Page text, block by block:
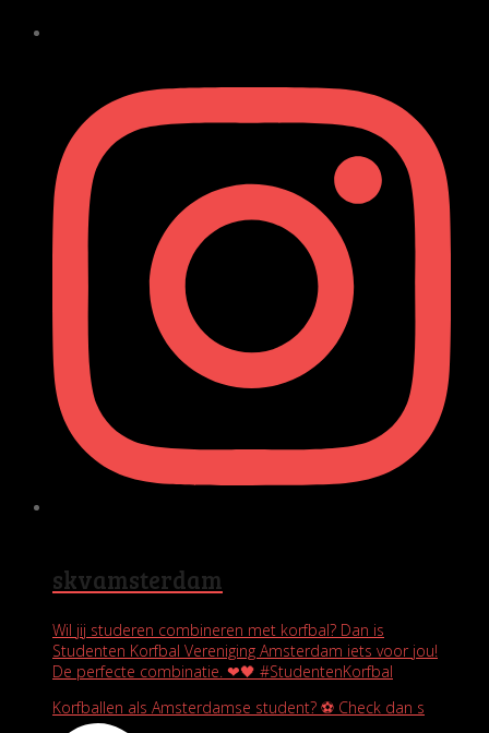
skvamsterdam
Wil jij studeren combineren met korfbal? Dan is
Studenten Korfbal Vereniging Amsterdam iets voor jou!
De perfecte combinatie. ❤🖤 #StudentenKorfbal
Korfballen als Amsterdamse student? ⚽️ Check dan s